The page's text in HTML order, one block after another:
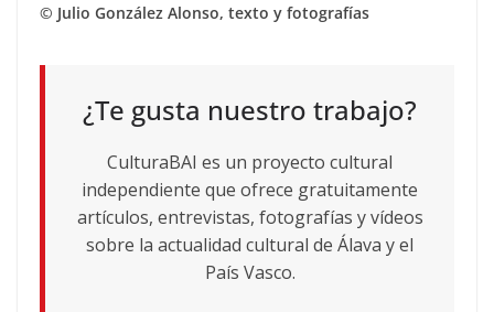
© Julio González Alonso, texto y fotografías
¿Te gusta nuestro trabajo?
CulturaBAI es un proyecto cultural
independiente que ofrece gratuitamente
artículos, entrevistas, fotografías y vídeos
sobre la actualidad cultural de Álava y el
País Vasco.